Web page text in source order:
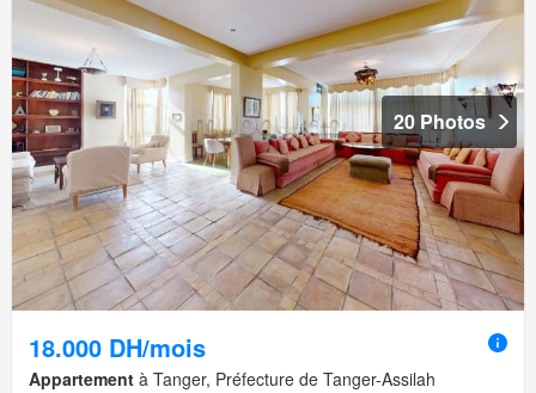
20 Photos
18.000 DH/mois
Appartement à Tanger, Préfecture de Tanger-Assilah